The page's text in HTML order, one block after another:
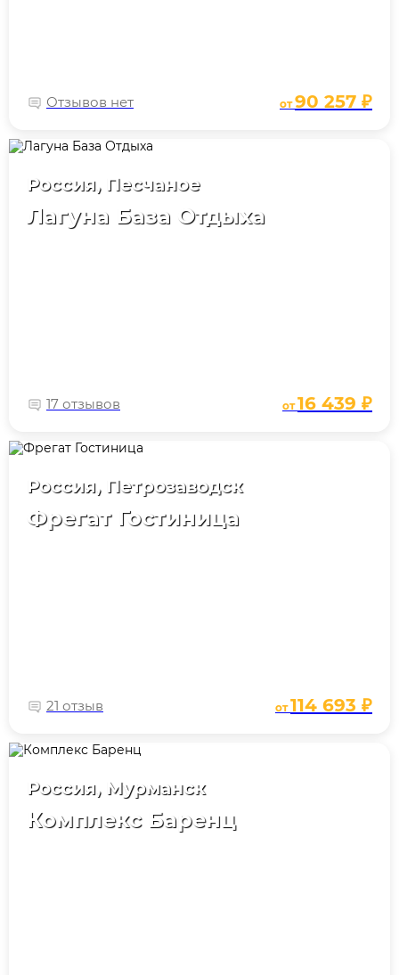
Отзывов нет от90 257 ₽
Россия, Песчаное
Лагуна База Отдыха
17 отзывов от16 439 ₽
Россия, Петрозаводск
Фрегат Гостиница
21 отзыв от114 693 ₽
Россия, Мурманск
Комплекс Баренц